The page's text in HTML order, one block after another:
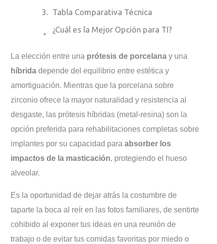
Tabla Comparativa Técnica
¿Cuál es la Mejor Opción para TI?
Preguntas Frecuentes que Nos Hacen
Nuestros Pacientes
Tu Siguiente Paso Hacia la Sonrisa que
Mereces
La elección entre una prótesis de porcelana y una
híbrida depende del equilibrio entre estética y
amortiguación. Mientras que la porcelana sobre
zirconio ofrece la mayor naturalidad y resistencia al
desgaste, las prótesis híbridas (metal-resina) son la
opción preferida para rehabilitaciones completas sobre
implantes por su capacidad paraabsorber los
impactos de la masticación, protegiendo el hueso
alveolar.
Es la oportunidad de dejar atrás la costumbre de
taparte la boca al reír en las fotos familiares, de sentirte
cohibido al exponer tus ideas en una reunión de
trabajo o de evitar tus comidas favoritas por miedo o